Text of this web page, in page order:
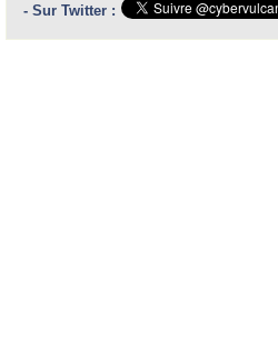
- Sur Twitter :